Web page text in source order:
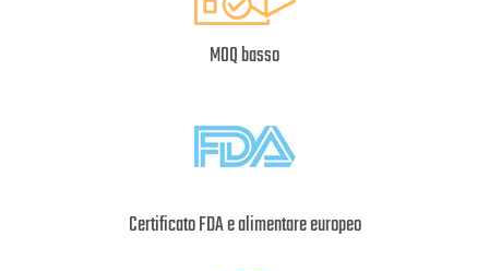
MOQ basso
Certificato FDA e alimentare europeo